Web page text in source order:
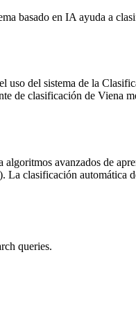
basado en IA ayuda a
del sistema de la
de clasificación de Viena
avanzados de
clasificación automática
queries.